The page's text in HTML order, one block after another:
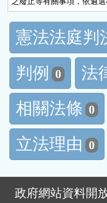
憲法法庭判
判例
0 法
相關法條 0
立法理由 0
政府網站資料開